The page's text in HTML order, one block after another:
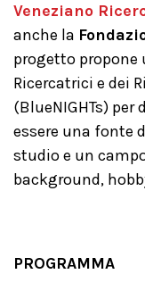
Veneziano
anche la
progetto propone
Ricercatrici e dei
(BlueNIGHTs) per
essere una fonte
studio e un
background,
PROGRAMMA